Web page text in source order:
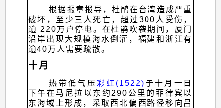
根据报章报导，杜鹃在台湾造成严重
破坏，至少三人死亡，超过300人受伤，
逾 220万户停电。在杜鹃吹袭期间，厦门
沿岸出现大规模海水倒灌，福建和浙江有
逾40万人需要疏散。
十月
热带低气压彩虹(1522) 于十月一日
下午在马尼拉以东约290公里的菲律宾以
东海域上形成，采取西北偏西路径移向吕